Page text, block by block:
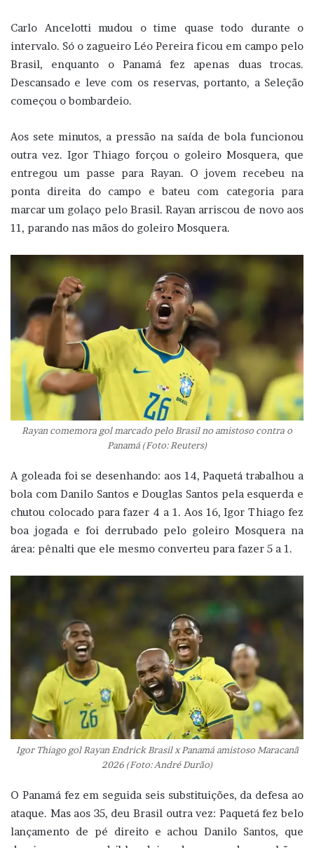
Carlo Ancelotti mudou o time quase todo durante o
intervalo. Só o zagueiro Léo Pereira ficou em campo pelo
Brasil, enquanto o Panamá fez apenas duas trocas.
Descansado e leve com os reservas, portanto, a Seleção
começou o bombardeio.
Aos sete minutos, a pressão na saída de bola funcionou
outra vez. Igor Thiago forçou o goleiro Mosquera, que
entregou um passe para Rayan. O jovem recebeu na
ponta direita do campo e bateu com categoria para
marcar um golaço pelo Brasil. Rayan arriscou de novo aos
11, parando nas mãos do goleiro Mosquera.
Rayan comemora gol marcado pelo Brasil no amistoso contra o
Panamá (Foto: Reuters)
A goleada foi se desenhando: aos 14, Paquetá trabalhou a
bola com Danilo Santos e Douglas Santos pela esquerda e
chutou colocado para fazer 4 a 1. Aos 16, Igor Thiago fez
boa jogada e foi derrubado pelo goleiro Mosquera na
área: pênalti que ele mesmo converteu para fazer 5 a 1.
Igor Thiago gol Rayan Endrick Brasil x Panamá amistoso Maracanã
2026 (Foto: André Durão)
O Panamá fez em seguida seis substituições, da defesa ao
ataque. Mas aos 35, deu Brasil outra vez: Paquetá fez belo
lançamento de pé direito e achou Danilo Santos, que